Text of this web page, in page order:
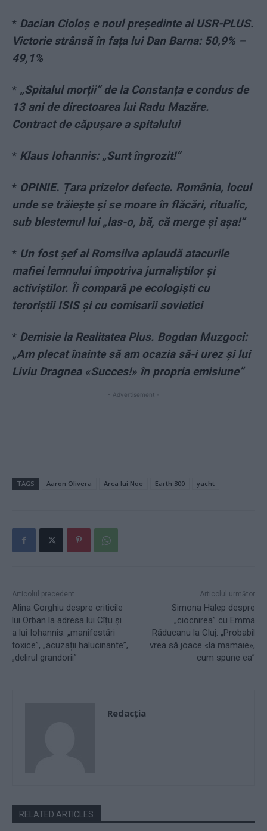
* Dacian Cioloș e noul președinte al USR-PLUS.
Victorie strânsă în fața lui Dan Barna: 50,9% –
49,1%
* „Spitalul morții” de la Constanța e condus de
13 ani de directoarea lui Radu Mazăre.
Contract de căpușare a spitalului
* Klaus Iohannis: „Sunt îngrozit!”
* OPINIE. Țara prizelor defecte. România, locul
unde se trăiește și se moare în flăcări, ritualic,
sub blestemul lui „las-o, bă, că merge și așa!“
* Un fost șef al Romsilva aplaudă atacurile
mafiei lemnului împotriva jurnaliștilor și
activiștilor. Îi compară pe ecologiști cu
teroriștii ISIS și cu comisarii sovietici
* Demisie la Realitatea Plus. Bogdan Muzgoci:
„Am plecat înainte să am ocazia să-i urez şi lui
Liviu Dragnea «Succes!» în propria emisiune”
- Advertisement -
TAGS Aaron Olivera Arca lui Noe Earth 300 yacht
Articolul precedent
Alina Gorghiu despre criticile
lui Orban la adresa lui Cîțu și
a lui Iohannis: „manifestări
toxice”, „acuzații halucinante”,
„delirul grandorii”
Articolul următor
Simona Halep despre
„ciocnirea” cu Emma
Răducanu la Cluj: „Probabil
vrea să joace «la mamaie»,
cum spune ea”
Redacţia
RELATED ARTICLES